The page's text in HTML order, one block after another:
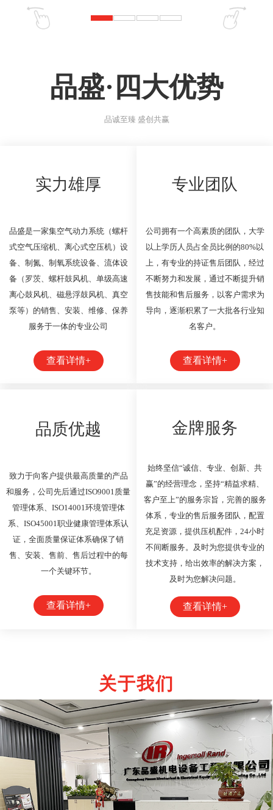
品盛·四大优势
品诚至臻 盛创共赢
实力雄厚
品盛是一家集空气动力系统（螺杆
式空气压缩机、离心式空压机）设
备、制氮、制氧系统设备、流体设
备（罗茨、螺杆鼓风机、单级高速
离心鼓风机、磁悬浮鼓风机、真空
泵等）的销售、安装、维修、保养
服务于一体的专业公司
查看详情+
专业团队
公司拥有一个高素质的团队，大学
以上学历人员占全员比例的80%以
上，有专业的持证售后团队，经过
不断努力和发展，通过不断提升销
售技能和售后服务，以客户需求为
导向，逐渐积累了一大批各行业知
名客户。
查看详情+
品质优越
致力于向客户提供最高质量的产品
和服务，公司先后通过ISO9001质量
管理体系、ISO14001环境管理体
系、ISO45001职业健康管理体系认
证，全面质量保证体系确保了销
售、安装、售前、售后过程中的每
一个关键环节。
查看详情+
金牌服务
始终坚信“诚信、专业、创新、共
赢”的经营理念，坚持“精益求精、
客户至上”的服务宗旨，完善的服务
体系，专业的售后服务团队，配置
充足资源，提供压机配件，24小时
不间断服务。及时为您提供专业的
技术支持，给出效率的解决方案，
及时为您解决问题。
查看详情+
关于我们